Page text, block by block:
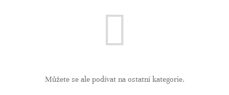
Návrat do školy
Můžete se ale podívat na ostatní kategorie.